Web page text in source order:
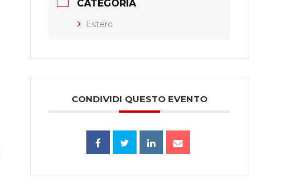
CATEGORIA
Estero
CONDIVIDI QUESTO EVENTO